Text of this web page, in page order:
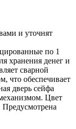
и уточнят
по 1
хранения денег и
сварной
что обеспечивает
дверь сейфа
Цвет